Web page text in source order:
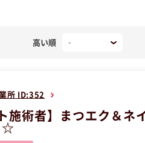
高い順
所 ID:352
施術者】まつエク＆
☆